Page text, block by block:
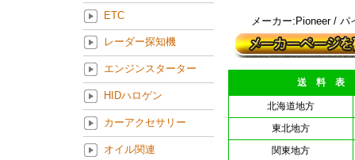
メーカー:Pioneer / パ
送 料 表
北海道地方
東北地方
関東地方
ETC
レーダー探知機
エンジンスターター
HIDハロゲン
カーアクセサリー
オイル関連